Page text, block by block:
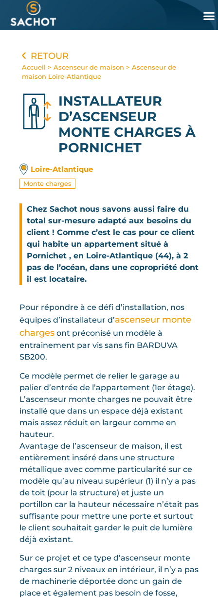
RETOUR
Accueil > Ascenseur de maison > Ascenseur de
maison Loire-Atlantique
INSTALLATEUR
D’ASCENSEUR
MONTE CHARGES À
PORNICHET
Loire-Atlantique
Monte charges
Chez Sachot nous savons aussi faire du
total sur-mesure adapté aux besoins du
client ! Comme c’est le cas pour ce client
qui habite un appartement situé à
Pornichet , en Loire-Atlantique (44), à 2
pas de l’océan, dans une copropriété dont
il est locataire.
Pour répondre à ce défi d’installation, nos
équipes d’installateur d’ascenseur monte
charges ont préconisé un modèle à
entrainement par vis sans fin BARDUVA
SB200.
Ce modèle permet de relier le garage au
palier d’entrée de l’appartement (1er étage).
L’ascenseur monte charges ne pouvait être
installé que dans un espace déjà existant
mais assez réduit en largeur comme en
hauteur.
Avantage de l’ascenseur de maison, il est
entièrement inséré dans une structure
métallique avec comme particularité sur ce
modèle qu’au niveau supérieur (1) il n’y a pas
de toit (pour la structure) et juste un
portillon car la hauteur nécessaire n’était pas
suffisante pour mettre une porte et surtout
le client souhaitait garder le puit de lumière
déjà existant.
Sur ce projet et ce type d’ascenseur monte
charges sur 2 niveaux en intérieur, il n’y a pas
de machinerie déportée donc un gain de
place et également pas besoin de fosse,
Panneau de gestion des cookies